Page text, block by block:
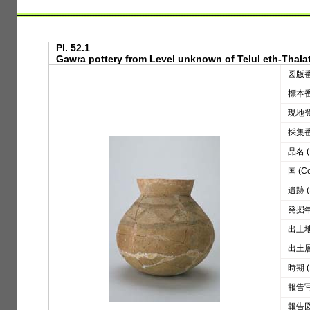
Pl. 52.1
Gawra pottery from Level unknown of Telul eth-
図版
標本
現地
採集
品名
国
遺跡
発掘
出土
出土
時期
報告
報告